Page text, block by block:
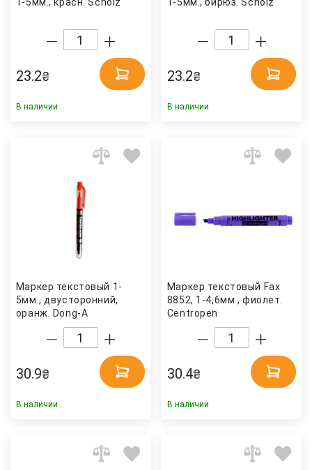
23.2₴
В наличии
23.2₴
В наличии
Маркер текстовый 1-
5мм., двусторонний,
оранж. Dong-A
30.9₴
В наличии
Маркер текстовый Fax
8852, 1-4,6мм., фиолет.
Centropen
30.4₴
В наличии